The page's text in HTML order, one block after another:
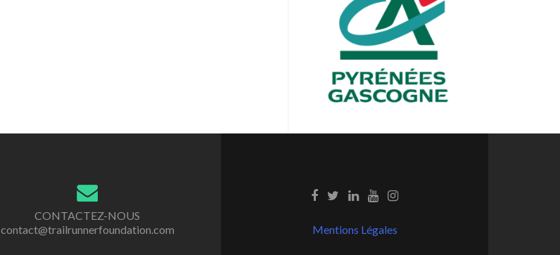
CONTACTEZ-NOUS
contact@trailrunnerfoundation.com
Mentions Légales